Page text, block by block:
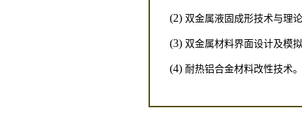
(2) 双金属液固成形技术与理论
(3) 双金属材料界面设计及模拟
(4) 耐热铝合金材料改性技术。